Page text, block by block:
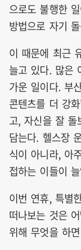
으로도 불행한
방법으로 자기
이 때문에 최근
늘고 있다. 많은
가운 일이다. 부
콘텐츠를 더 강
고, 자신을 잘 돌
담는다. 헬스장
식이 아니라, 아
접하는 이들이
이번 연휴, 특별
떠나보는 것은
위해 무엇을 하